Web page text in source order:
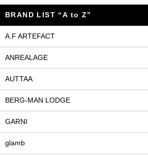
BRAND LIST “A to Z”
A.F ARTEFACT
ANREALAGE
AUTTAA
BERG-MAN LODGE
GARNI
glamb